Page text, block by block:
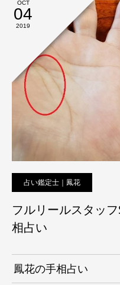
OCT
04
2019
占い鑑定士｜鳳花
フルリールスタッ
相占い
鳳花の手相占い